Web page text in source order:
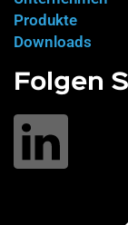
Produkte
Downloads
Folgen